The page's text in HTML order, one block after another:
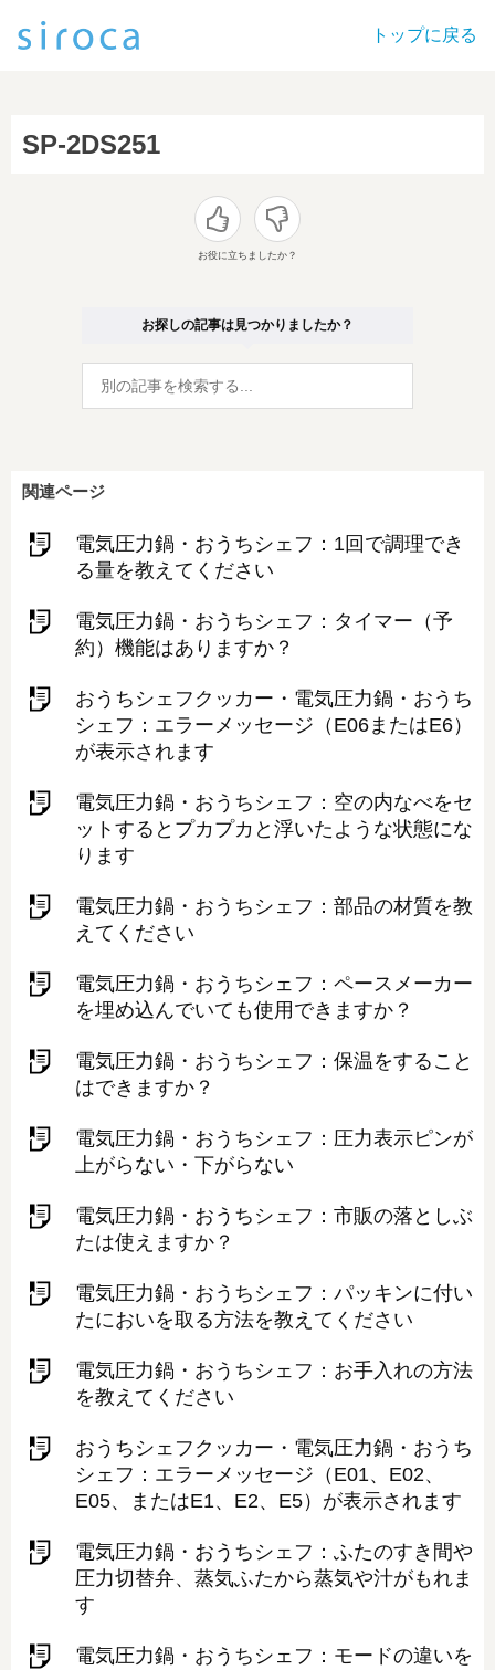
トップに戻る
SP-2DS251
お役に立ちましたか？
お探しの記事は見つかりましたか？
関連ページ
電気圧力鍋・おうちシェフ：1回で調理でき
る量を教えてください
電気圧力鍋・おうちシェフ：タイマー（予
約）機能はありますか？
おうちシェフクッカー・電気圧力鍋・おうち
シェフ：エラーメッセージ（E06またはE6）
が表示されます
電気圧力鍋・おうちシェフ：空の内なべをセ
ットするとプカプカと浮いたような状態にな
ります
電気圧力鍋・おうちシェフ：部品の材質を教
えてください
電気圧力鍋・おうちシェフ：ペースメーカー
を埋め込んでいても使用できますか？
電気圧力鍋・おうちシェフ：保温をすること
はできますか？
電気圧力鍋・おうちシェフ：圧力表示ピンが
上がらない・下がらない
電気圧力鍋・おうちシェフ：市販の落としぶ
たは使えますか？
電気圧力鍋・おうちシェフ：パッキンに付い
たにおいを取る方法を教えてください
電気圧力鍋・おうちシェフ：お手入れの方法
を教えてください
おうちシェフクッカー・電気圧力鍋・おうち
シェフ：エラーメッセージ（E01、E02、
E05、またはE1、E2、E5）が表示されます
電気圧力鍋・おうちシェフ：ふたのすき間や
圧力切替弁、蒸気ふたから蒸気や汁がもれま
す
電気圧力鍋・おうちシェフ：モードの違いを